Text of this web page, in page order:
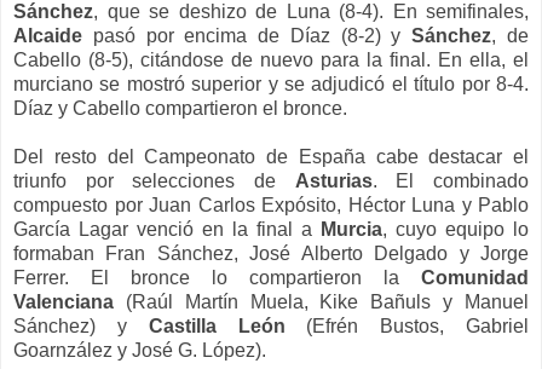
Sánchez, que se deshizo de Luna (8-4). En semifinales,
Alcaide pasó por encima de Díaz (8-2) ySánchez, de
Cabello (8-5), citándose de nuevo para la final. En ella, el
murciano se mostró superior y se adjudicó el título por 8-4.
Díaz y Cabello compartieron el bronce.
Del resto del Campeonato de España cabe destacar el
triunfo por selecciones de Asturias. El combinado
compuesto por Juan Carlos Expósito, Héctor Luna y Pablo
García Lagar venció en la final a
Murcia, cuyo equipo lo
formaban Fran Sánchez, José Alberto Delgado y Jorge
Ferrer. El bronce lo compartieron la Comunidad
Valenciana (Raúl Martín Muela, Kike Bañuls y Manuel
Sánchez) y Castilla León (Efrén Bustos, Gabriel
Goarnzález y José G. López).